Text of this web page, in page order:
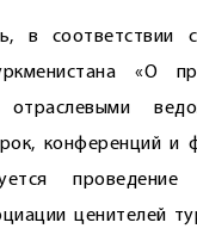
в соответствии
«О
конференций и
проведение
ценителей